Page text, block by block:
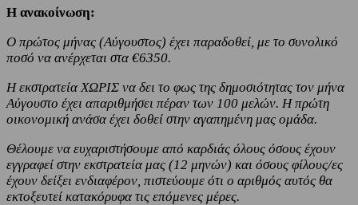
Η ανακοίνωση:
Ο πρώτος μήνας (Αύγουστος) έχει παραδοθεί, με το συνολικό
ποσό να ανέρχεται στα €6350.
Η εκστρατεία ΧΩΡΙΣ να δει το φως της δημοσιότητας τον μήνα
Αύγουστο έχει απαριθμήσει πέραν των 100 μελών. Η πρώτη
οικονομική ανάσα έχει δοθεί στην αγαπημένη μας ομάδα.
Θέλουμε να ευχαριστήσουμε από καρδιάς όλους όσους έχουν
εγγραφεί στην εκστρατεία μας (12 μηνών) και όσους φίλους/ες
έχουν δείξει ενδιαφέρον, πιστεύουμε ότι ο αριθμός αυτός θα
εκτοξευτεί κατακόρυφα τις επόμενες μέρες.